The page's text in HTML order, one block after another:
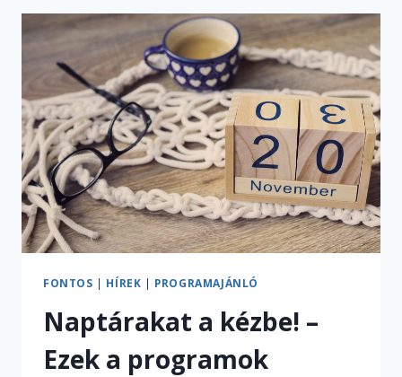
–
ONLINE
PROGRAMAJÁNLÓ
A
HÁZI
KARANTÉN
IDEJÉRE
FONTOS | HÍREK | PROGRAMAJÁNLÓ
Naptárakat a kézbe! –
Ezek a programok